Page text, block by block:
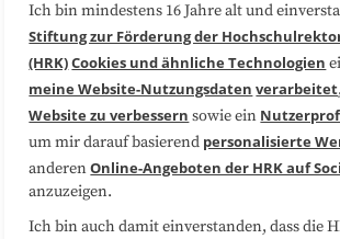
Über uns FAQ
Medienarbeit
Datenschutzerklärung Impressum
Sitemap
Ich bin mindestens 16 Jahre alt und
Stiftung zur Förderung der
(HRK)Cookies und ähnliche Technologien
meine Website-Nutzungsdaten verarbeitet
Website zu verbessern sowie ein
um mir darauf basierend personalisierte
anderenOnline-Angeboten der HRK auf
anzuzeigen.
Ich bin auch damit einverstanden, dass die